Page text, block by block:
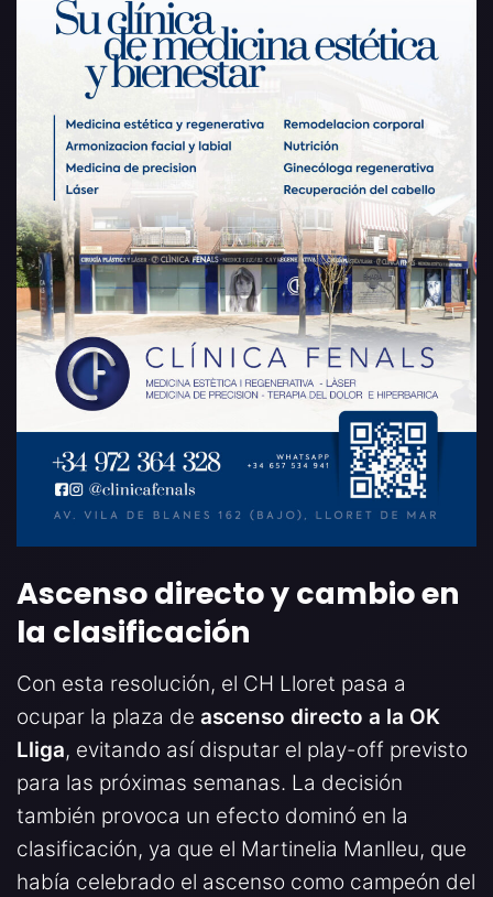
Ascenso directo y cambio en
la clasificación
Con esta resolución, el CH Lloret pasa a
ocupar la plaza de ascenso directo a la OK
Lliga, evitando así disputar el play-off previsto
para las próximas semanas. La decisión
también provoca un efecto dominó en la
clasificación, ya que el Martinelia Manlleu, que
había celebrado el ascenso como campeón del